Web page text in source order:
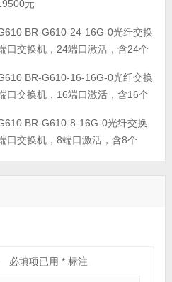
元
BR-G610-24-16G-0光纤交换
口交换机，24端口激活，含24个
展到16或24个通讯端口，单电源
BR-G610-16-16G-0光纤交换
口交换机，16端口激活，含16个
展到16或24个通讯端口，单电源
BR-G610-8-16G-0光纤交换
口交换机，8端口激活，含8个
必填项已用 *标注